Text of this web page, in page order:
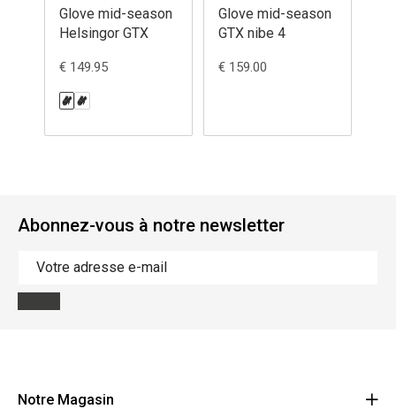
Glove mid-season
Helsingor GTX
€ 149.95
Glove mid-season
GTX nibe 4
€ 159.00
Abonnez-vous à notre newsletter
Notre Magasin